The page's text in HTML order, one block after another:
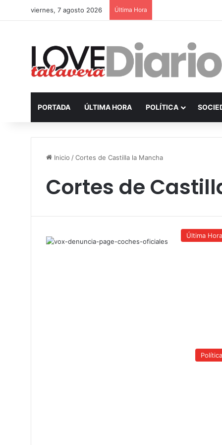
viernes, 7 agosto 2026 Última Hora
PORTADA ÚLTIMA HORA POLÍTICA
Inicio /Cortes de Castilla la Mancha
Cortes de
Última Hora
Política